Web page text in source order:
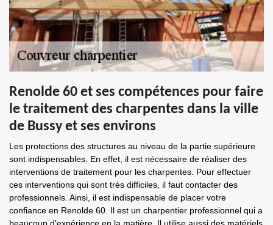
Renolde 60 et ses compétences pour faire
le traitement des charpentes dans la ville
de Bussy et ses environs
Les protections des structures au niveau de la partie supérieure
sont indispensables. En effet, il est nécessaire de réaliser des
interventions de traitement pour les charpentes. Pour effectuer
ces interventions qui sont très difficiles, il faut contacter des
professionnels. Ainsi, il est indispensable de placer votre
confiance en Renolde 60. Il est un charpentier professionnel qui a